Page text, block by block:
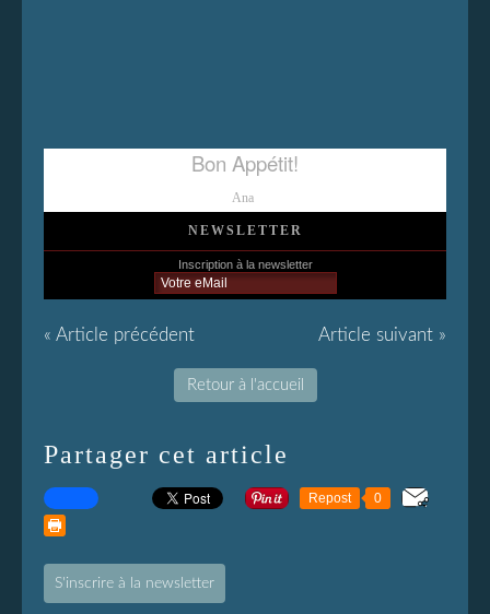
Bon Appétit!
Ana
NEWSLETTER
Inscription à la newsletter
« Article précédent Article suivant »
Retour à l'accueil
Partager cet article
Repost 0
S'inscrire à la newsletter